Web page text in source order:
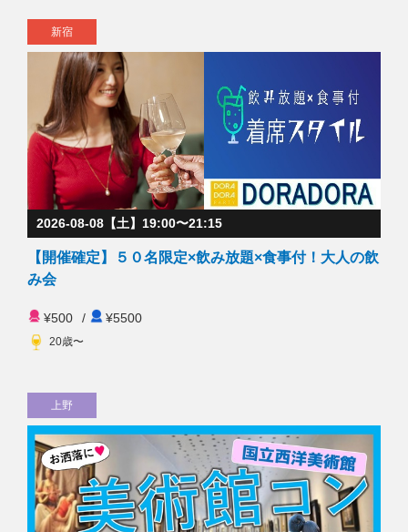
新宿
2026-08-08【土】19:00〜21:15
【開催確定】５０名限定×飲み放題×食事付！大人の飲
み会
¥500 / ¥5500
20歳〜
上野